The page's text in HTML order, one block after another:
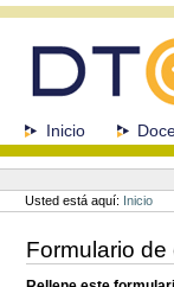
navegación
SeccionesInicio
Herramientas
Personales
Usted está aquí: Inicio
Formulario de